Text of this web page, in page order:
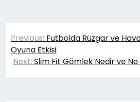
Yazı
gezinmesi
Previous: Futbolda Rüzgar ve
Oyuna Etkisi
Next: Slim Fit Gömlek Nedir ve